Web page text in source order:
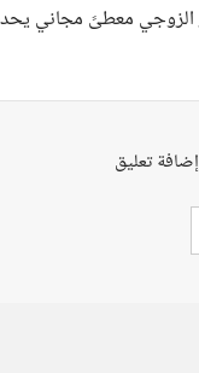
الزوجي معطىً مجاني
تعليق